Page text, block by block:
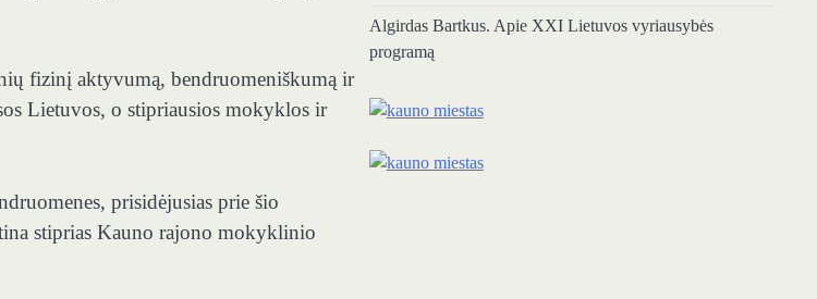
fizinį aktyvumą, bendruomeniškumą ir
Lietuvos, o stipriausios mokyklos ir
prisidėjusias prie šio
stiprias Kauno rajono mokyklinio
Algirdas Bartkus. Apie XXI Lietuvos vyriausybės
programą